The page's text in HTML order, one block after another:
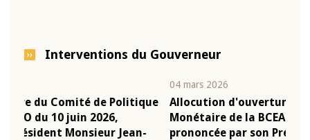
Interventions du Gouverneur
Allocution d'ouverture du Comité de Politique
Monétaire de la BCEAO du 4 mars 2026,
prononcée par son Président Monsieur Jean-